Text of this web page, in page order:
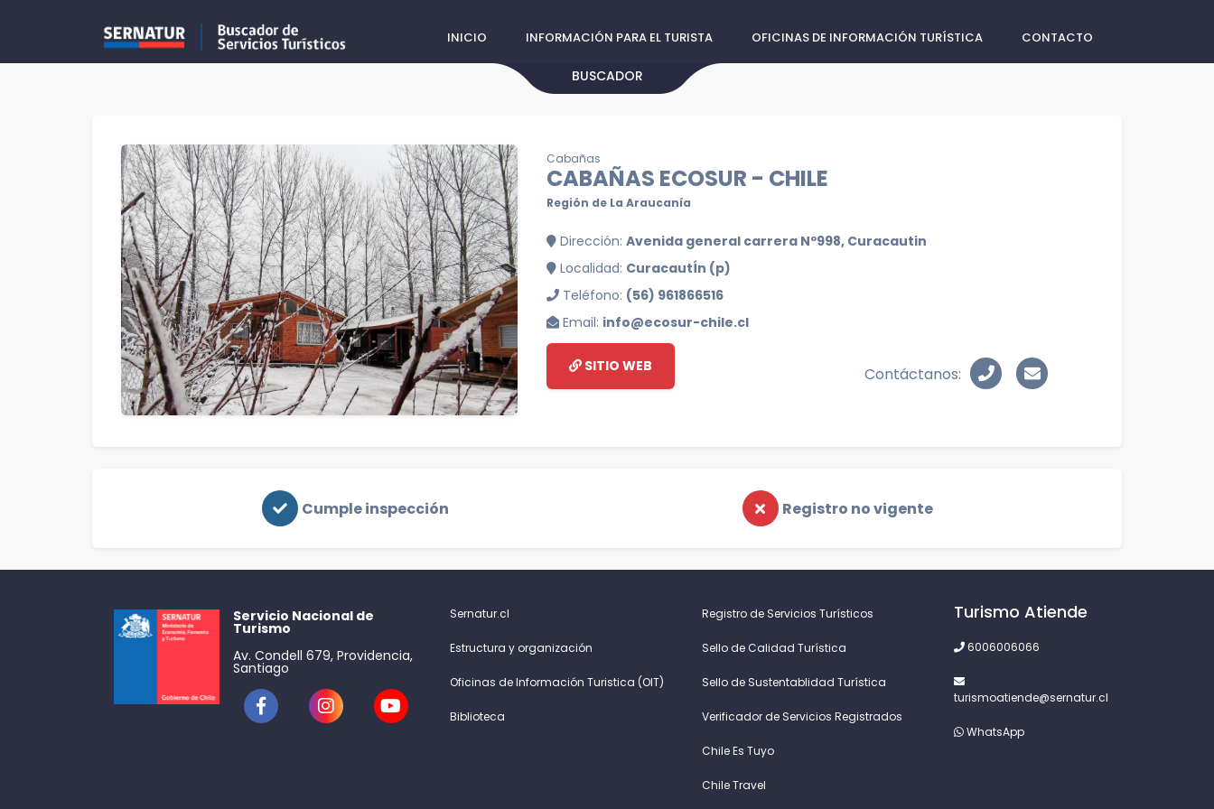
INICIO INFORMACIÓN PARA EL TURISTA OFICINAS DE INFORMACIÓN TURÍSTICA CONTACTO
BUSCADOR
Cabañas
CABAÑAS ECOSUR - CHILE
Región de La Araucanía
Dirección: Avenida general carrera Nº998, Curacautin
Localidad: CuracautÍn (p)
Teléfono: (56) 961866516
Email: info@ecosur-chile.cl
SITIO WEB Contáctanos:
Cumple inspección Registro no vigente
Servicio Nacional de
Turismo
Av. Condell 679, Providencia,
Santiago
Sernatur.cl
Estructura y organización
Oficinas de Información Turistica (OIT)
Biblioteca
Registro de Servicios Turísticos
Sello de Calidad Turística
Sello de Sustentablidad Turística
Verificador de Servicios Registrados
Chile Es Tuyo
Chile Travel
Turismo Atiende
6006006066
turismoatiende@sernatur.cl
WhatsApp